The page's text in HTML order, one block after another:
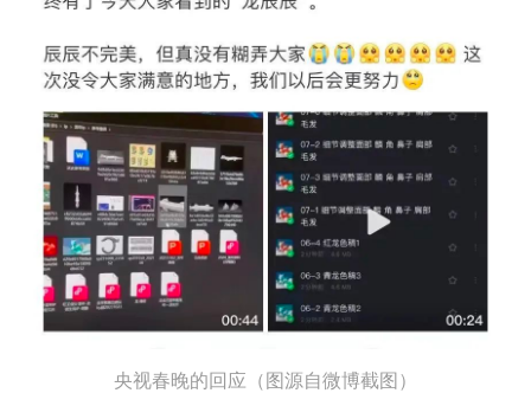
央视春晚的回应（图源自微博截图）